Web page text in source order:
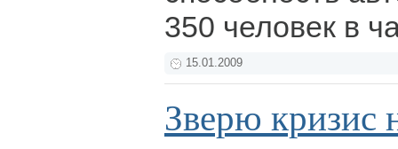
350 человек в
15.01.2009
Зверю кризис